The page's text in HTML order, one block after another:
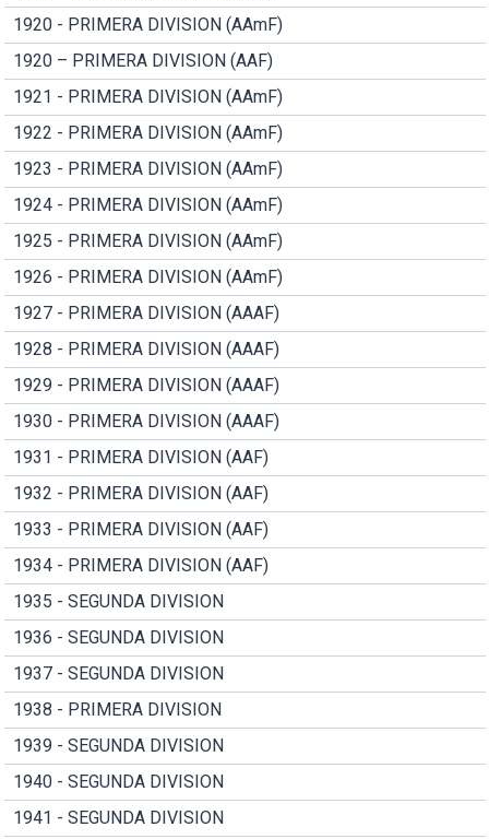
1920 - PRIMERA DIVISION (AAmF)
1920 – PRIMERA DIVISION (AAF)
1921 - PRIMERA DIVISION (AAmF)
1922 - PRIMERA DIVISION (AAmF)
1923 - PRIMERA DIVISION (AAmF)
1924 - PRIMERA DIVISION (AAmF)
1925 - PRIMERA DIVISION (AAmF)
1926 - PRIMERA DIVISION (AAmF)
1927 - PRIMERA DIVISION (AAAF)
1928 - PRIMERA DIVISION (AAAF)
1929 - PRIMERA DIVISION (AAAF)
1930 - PRIMERA DIVISION (AAAF)
1931 - PRIMERA DIVISION (AAF)
1932 - PRIMERA DIVISION (AAF)
1933 - PRIMERA DIVISION (AAF)
1934 - PRIMERA DIVISION (AAF)
1935 - SEGUNDA DIVISION
1936 - SEGUNDA DIVISION
1937 - SEGUNDA DIVISION
1938 - PRIMERA DIVISION
1939 - SEGUNDA DIVISION
1940 - SEGUNDA DIVISION
1941 - SEGUNDA DIVISION